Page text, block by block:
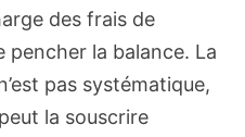
des frais de
la balance. La
pas systématique,
la souscrire